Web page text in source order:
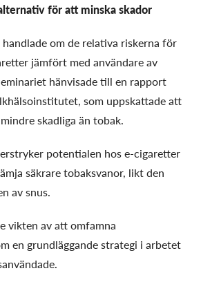
för att minska skador
om de relativa riskerna för
jämfört med användare av
hänvisade till en rapport
som uppskattade att
skadliga än tobak.
potentialen hos e-cigaretter
säkrare tobaksvanor, likt den
av snus.
vikten av att omfamna
en grundläggande strategi i arbetet